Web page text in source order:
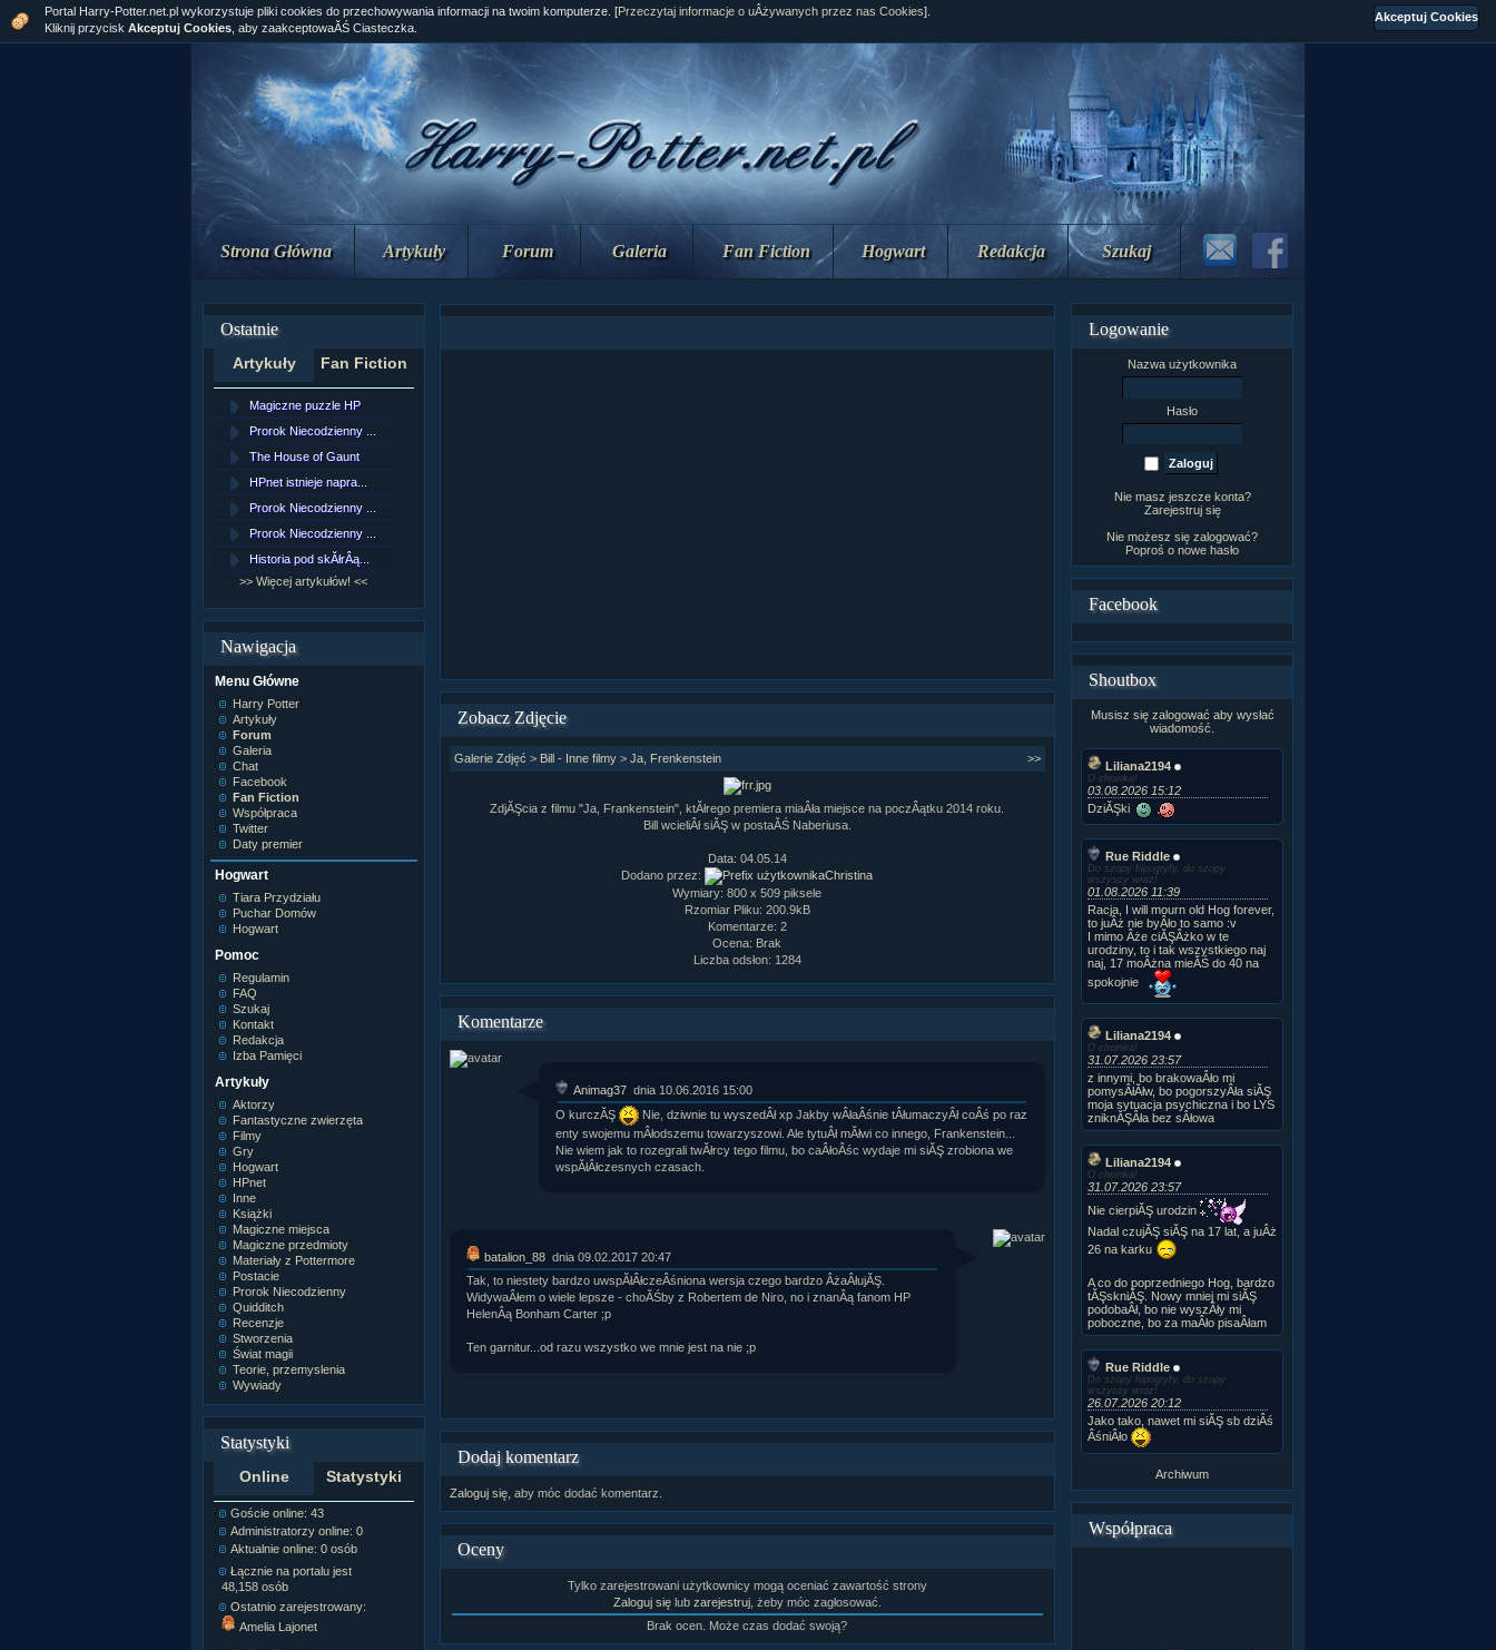
Strona Główna Artykuły Forum Galeria Fan Fiction Hogwart Redakcja Szukaj
Ostatnie
Artykuły Fan Fiction
Magiczne puzzle HP
Prorok Niecodzienny ...
The House of Gaunt
HPnet istnieje napra...
Prorok Niecodzienny ...
Prorok Niecodzienny ...
Historia pod skĂłrÂą...
>> Więcej artykułów! <<
Nawigacja
Menu Główne
Harry Potter
Artykuły
Forum
Galeria
Chat
Facebook
Fan Fiction
Współpraca
Twitter
Daty premier
Hogwart
Tiara Przydziału
Puchar Domów
Hogwart
Pomoc
Regulamin
FAQ
Szukaj
Kontakt
Redakcja
Izba Pamięci
Artykuły
Aktorzy
Fantastyczne zwierzęta
Filmy
Gry
Hogwart
HPnet
Inne
Książki
Magiczne miejsca
Magiczne przedmioty
Materiały z Pottermore
Postacie
Prorok Niecodzienny
Quidditch
Recenzje
Stworzenia
Świat magii
Teorie, przemyslenia
Wywiady
Statystyki
Online Statystyki
Goście online: 43
Administratorzy online: 0
Aktualnie online: 0 osób
Łącznie na portalu jest
48,158 osób
Ostatnio zarejestrowany:
Amelia Lajonet
Napisanych artykułów:1,087
Zdjęć w galerii:
Tematów na forum:
222,019
Portal Harry-Potter.net.pl wykorzystuje pliki cookies do przechowywania informacji na twoim komputerze. [Przeczytaj informacje o uÂżywanych przez nas Cookies].
Kliknij przycisk Akceptuj Cookies , aby zaakceptowaĂŚ Ciasteczka.
Zobacz Zdjęcie
Galerie Zdjęć > Bill - Inne filmy> Ja, Frenkenstein >>
ZdjĂŞcia z filmu "Ja, Frankenstein", ktĂłrego premiera miaÂła miejsce na poczÂątku 2014 roku.
Bill wcieliÂł siĂŞ w postaĂŚ Naberiusa.
Data: 04.05.14
Dodano przez:
Christina
Wymiary: 800 x 509 piksele
Rzomiar Pliku: 200.9kB
Komentarze: 2
Ocena: Brak
Liczba odsłon: 1284
Komentarze
Animag37 dnia 10.06.2016 15:00
O kurczĂŞ
Nie, dziwnie tu wyszedÂł xp Jakby wÂłaÂśnie tÂłumaczyÂł coÂś po raz
enty swojemu mÂłodszemu towarzyszowi. Ale tytuÂł mĂłwi co innego, Frankenstein...
Nie wiem jak to rozegrali twĂłrcy tego filmu, bo caÂłoÂśc wydaje mi siĂŞ zrobiona we
wspĂłÂłczesnych czasach.
batalion_88 dnia 09.02.2017 20:47
Tak, to niestety bardzo uwspĂłÂłczeÂśniona wersja czego bardzo ÂżaÂłujĂŞ.
WidywaÂłem o wiele lepsze - choĂŚby z Robertem de Niro, no i znanÂą fanom HP
HelenÂą Bonham Carter ;p
Ten garnitur...od razu wszystko we mnie jest na nie ;p
Dodaj komentarz
Zaloguj się, aby móc dodać komentarz.
Oceny
Tylko zarejestrowani użytkownicy mogą oceniać zawartość strony
Zaloguj sięlub zarejestruj, żeby móc zagłosować.
Brak ocen. Może czas dodać swoją?
Logowanie
Nazwa użytkownika
Hasło
Nie masz jeszcze konta?
Zarejestruj się
Nie możesz się zalogować?
Poproś o nowe hasło
Facebook
Shoutbox
Musisz się zalogować aby wysłać
wiadomość.
Liliana2194
O choinka!
03.08.2026 15:12
DziĂŞki
Rue Riddle
Do szopy hipogryfy, do szopy
wszyscy wraz!
01.08.2026 11:39
Racja, I will mourn old Hog forever,
to juÂż nie byÂło to samo :v
I mimo Âże ciĂŞÂżko w te
urodziny, to i tak wszystkiego naj
naj, 17 moÂżna mieĂŚ do 40 na
spokojnie
Liliana2194
O choinka!
31.07.2026 23:57
z innymi, bo brakowaÂło mi
pomysÂłĂłw, bo pogorszyÂła siĂŞ
moja sytuacja psychiczna i bo LYS
zniknĂŞÂła bez sÂłowa
Liliana2194
O choinka!
31.07.2026 23:57
Nie cierpiĂŞ urodzin
Nadal czujĂŞ siĂŞ na 17 lat, a juÂż
26 na karku
A co do poprzedniego Hog, bardzo
tĂŞskniĂŞ. Nowy mniej mi siĂŞ
podobaÂł, bo nie wyszÂły mi
poboczne, bo za maÂło pisaÂłam
Rue Riddle
Do szopy hipogryfy, do szopy
wszyscy wraz!
26.07.2026 20:12
Jako tako, nawet mi siĂŞ sb dziÂś
ÂśniÂło
Archiwum
Współpraca